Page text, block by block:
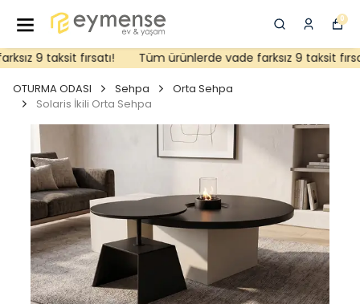
0
9 taksit fırsatı! Tüm ürünlerde vade farksız 9 taksit
OTURMA ODASI Sehpa
Orta Sehpa
Solaris İkili Orta Sehpa